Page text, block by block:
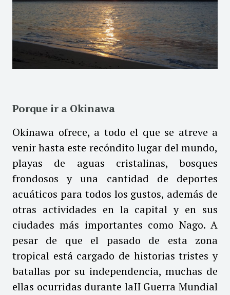
Porque ir a Okinawa
Okinawa ofrece, a todo el que se atreve a
venir hasta este recóndito lugar del mundo,
playas de aguas cristalinas, bosques
frondosos y una cantidad de deportes
acuáticos para todos los gustos, además de
otras actividades en la capital y en sus
ciudades más importantes como Nago. A
pesar de que el pasado de esta zona
tropical está cargado de historias tristes y
batallas por su independencia, muchas de
ellas ocurridas durante laII Guerra Mundial